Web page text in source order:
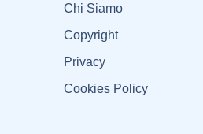
Chi Siamo
Copyright
Privacy
Cookies Policy